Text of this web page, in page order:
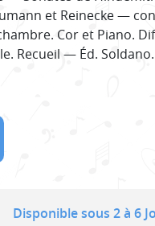
et Reinecke —
Cor et Piano.
Recueil — Éd. Soldano.
Disponible sous 2 à 6